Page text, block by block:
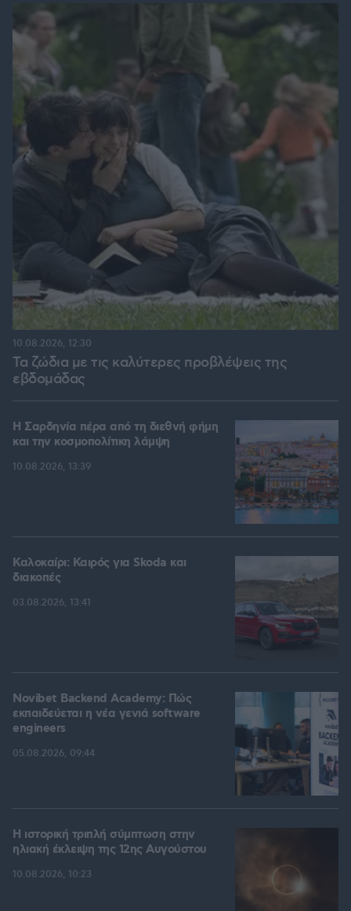
Τα ζώδια με τις καλύτερες προβλέψεις της
εβδομάδας
10.08.2026, 12:30
Η Σαρδηνία πέρα από τη διεθνή φήμη
και την κοσμοπολίτικη λάμψη
10.08.2026, 13:39
Καλοκαίρι: Καιρός για Skoda και
διακοπές
03.08.2026, 13:41
Novibet Backend Academy: Πώς
εκπαιδεύεται η νέα γενιά software
engineers
05.08.2026, 09:44
Η ιστορική τριπλή σύμπτωση στην
ηλιακή έκλειψη της 12ης Αυγούστου
10.08.2026, 10:23